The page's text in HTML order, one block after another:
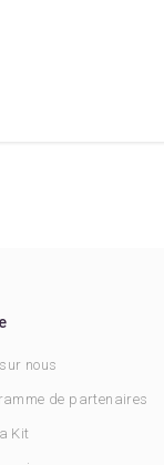
nous
de partenaires
Kit